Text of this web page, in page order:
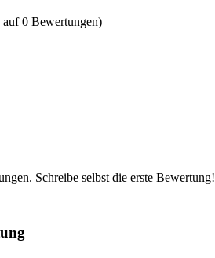
auf 0 Bewertungen)
Schreibe selbst die erste Bewertung!